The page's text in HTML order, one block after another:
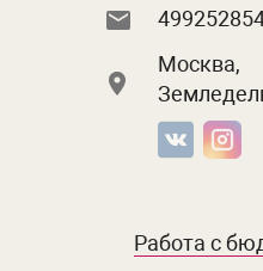
Москва,
Работа с